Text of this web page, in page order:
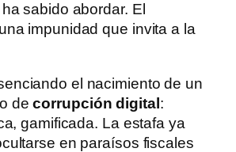
sabido abordar. El
impunidad que invita a la
el nacimiento de un
decorrupción digital :
gamificada. La estafa ya
en paraísos fiscales